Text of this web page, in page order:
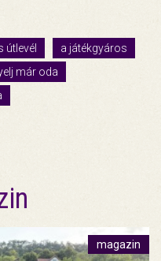
útlevél
a játékgyáros
már oda
magazin